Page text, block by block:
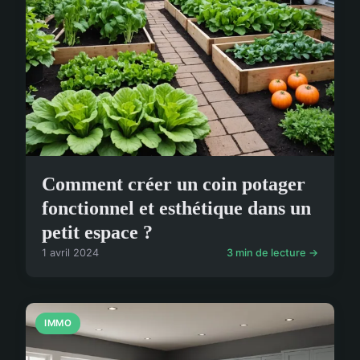
Comment créer un coin potager
fonctionnel et esthétique dans un
petit espace ?
1 avril 2024 3 min de lecture →
IMMO